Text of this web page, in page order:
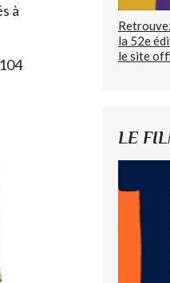
à
la 52e
le site
LE